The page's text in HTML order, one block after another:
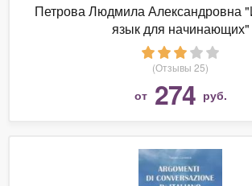
Петрова Людмила Александровна
язык для начинающих"
(Отзывы 25)
от 274 руб.